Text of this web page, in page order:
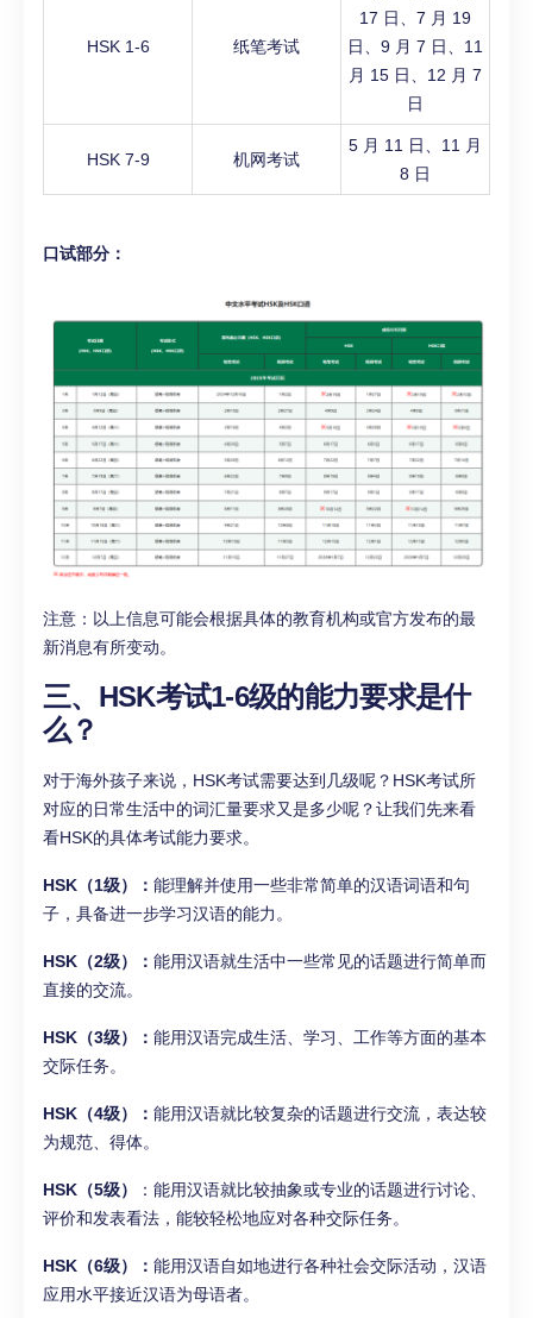
HSK 1-6 纸笔考试
17 日、7 月 19
日、9 月 7 日、11
月 15 日、12 月 7
日
HSK 7-9 机网考试
5 月 11 日、11 月
8 日
口试部分：
注意：以上信息可能会根据具体的教育机构或官方发布的最
新消息有所变动。
三、HSK考试1-6级的能力要求是什
么？
对于海外孩子来说，HSK考试需要达到几级呢？HSK考试所
对应的日常生活中的词汇量要求又是多少呢？让我们先来看
看HSK的具体考试能力要求。
HSK（1级）： 能理解并使用一些非常简单的汉语词语和句
子，具备进一步学习汉语的能力。
HSK（2级）： 能用汉语就生活中一些常见的话题进行简单而
直接的交流。
HSK（3级）： 能用汉语完成生活、学习、工作等方面的基本
交际任务。
HSK（4级）： 能用汉语就比较复杂的话题进行交流，表达较
为规范、得体。
HSK（5级）
：能用汉语就比较抽象或专业的话题进行讨论、
评价和发表看法，能较轻松地应对各种交际任务。
HSK（6级）： 能用汉语自如地进行各种社会交际活动，汉语
应用水平接近汉语为母语者。